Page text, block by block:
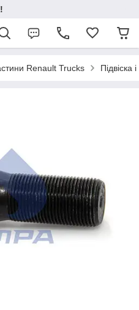
Renault Trucks Підвіска